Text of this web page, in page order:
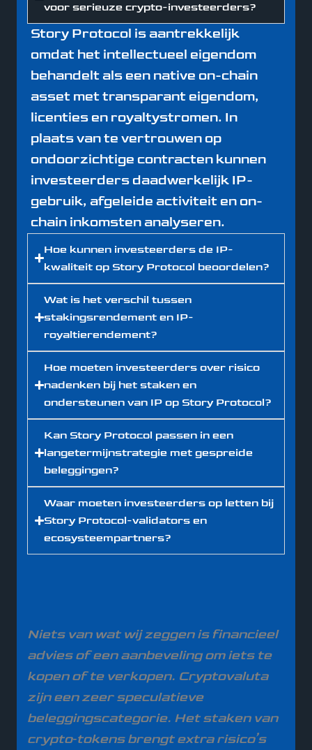
voor serieuze crypto-investeerders?
Story Protocol is aantrekkelijk
omdat het intellectueel eigendom
behandelt als een native on-chain
asset met transparant eigendom,
licenties en royaltystromen. In
plaats van te vertrouwen op
ondoorzichtige contracten kunnen
investeerders daadwerkelijk IP-
gebruik, afgeleide activiteit en on-
chain inkomsten analyseren.
Hoe kunnen investeerders de IP-
kwaliteit op Story Protocol beoordelen?
Wat is het verschil tussen
stakingsrendement en IP-
royaltierendement?
Hoe moeten investeerders over risico
nadenken bij het staken en
ondersteunen van IP op Story Protocol?
Kan Story Protocol passen in een
langetermijnstrategie met gespreide
beleggingen?
Waar moeten investeerders op letten bij
Story Protocol-validators en
ecosysteempartners?
Niets van wat wij zeggen is financieel
advies of een aanbeveling om iets te
kopen of te verkopen. Cryptovaluta
zijn een zeer speculatieve
beleggingscategorie. Het staken van
crypto‑tokens brengt extra risico’s